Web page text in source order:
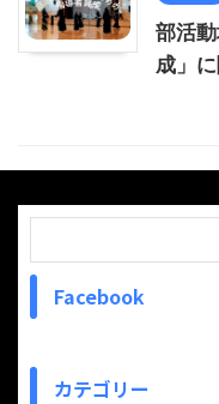
部活
成」
Facebook
カテゴリー